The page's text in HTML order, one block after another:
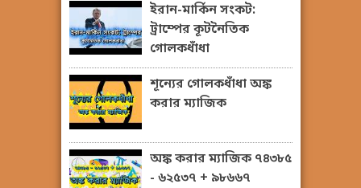
ইরান-মার্কিন সংকট:
ট্রাম্পের কূটনৈতিক
গোলকধাঁধা
শূন্যের গোলকধাঁধা অঙ্ক
করার ম্যাজিক
অঙ্ক করার ম্যাজিক ৭৪৩৮৫
- ৬২৫৩৭ + ৯৮৬৬৭